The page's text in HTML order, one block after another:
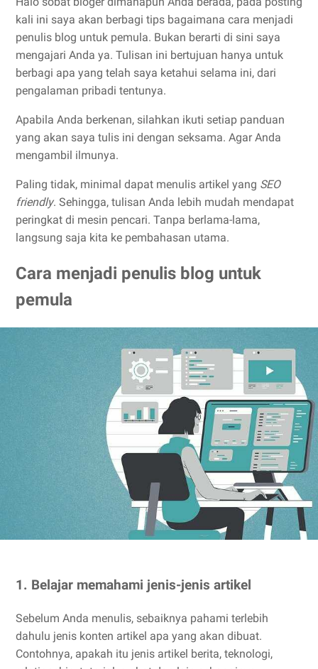
kali ini saya akan berbagi tips bagaimana cara menjadi
penulis blog untuk pemula. Bukan berarti di sini saya
mengajari Anda ya. Tulisan ini bertujuan hanya untuk
berbagi apa yang telah saya ketahui selama ini, dari
pengalaman pribadi tentunya.
Apabila Anda berkenan, silahkan ikuti setiap panduan
yang akan saya tulis ini dengan seksama. Agar Anda
mengambil ilmunya.
Paling tidak, minimal dapat menulis artikel yang SEO
friendly. Sehingga, tulisan Anda lebih mudah mendapat
peringkat di mesin pencari. Tanpa berlama-lama,
langsung saja kita ke pembahasan utama.
Cara menjadi penulis blog untuk
pemula
1. Belajar memahami jenis-jenis artikel
Sebelum Anda menulis, sebaiknya pahami terlebih
dahulu jenis konten artikel apa yang akan dibuat.
Contohnya, apakah itu jenis artikel berita, teknologi,